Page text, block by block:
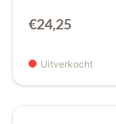
€24,25
Uitverkocht